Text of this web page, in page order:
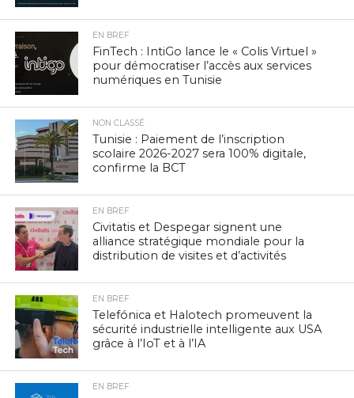
EN BREF
FinTech : IntiGo lance le « Colis Virtuel »
pour démocratiser l’accès aux services
numériques en Tunisie
NON CLASSÉ
Tunisie : Paiement de l’inscription
scolaire 2026-2027 sera 100% digitale,
confirme la BCT
EN BREF
Civitatis et Despegar signent une
alliance stratégique mondiale pour la
distribution de visites et d’activités
EN BREF
Telefónica et Halotech promeuvent la
sécurité industrielle intelligente aux USA
grâce à l’IoT et à l’IA
EN BREF